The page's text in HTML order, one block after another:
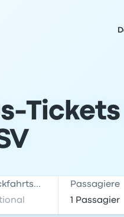
Rückfahrtsdatum Passagiere